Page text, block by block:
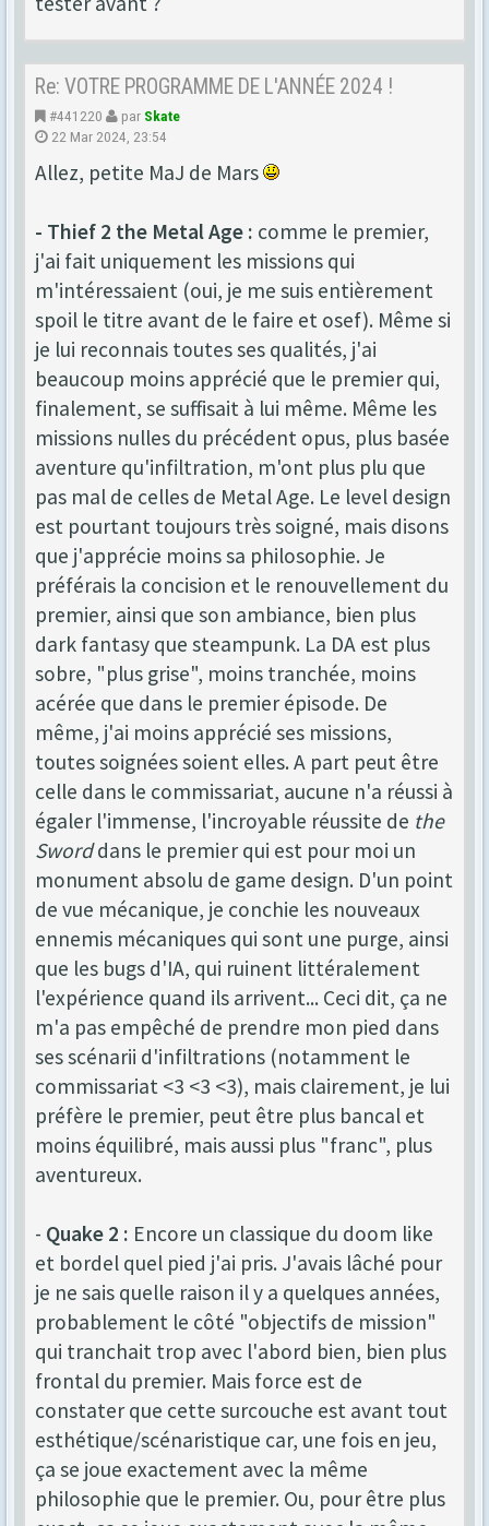
Re: VOTRE PROGRAMME DE L'ANNÉE 2024 !
#441220 par Skate
22 Mar 2024, 23:54
Allez, petite MaJ de Mars
- Thief 2 the Metal Age : comme le premier,
j'ai fait uniquement les missions qui
m'intéressaient (oui, je me suis entièrement
spoil le titre avant de le faire et osef). Même si
je lui reconnais toutes ses qualités, j'ai
beaucoup moins apprécié que le premier qui,
finalement, se suffisait à lui même. Même les
missions nulles du précédent opus, plus basée
aventure qu'infiltration, m'ont plus plu que
pas mal de celles de Metal Age. Le level design
est pourtant toujours très soigné, mais disons
que j'apprécie moins sa philosophie. Je
préférais la concision et le renouvellement du
premier, ainsi que son ambiance, bien plus
dark fantasy que steampunk. La DA est plus
sobre, "plus grise", moins tranchée, moins
acérée que dans le premier épisode. De
même, j'ai moins apprécié ses missions,
toutes soignées soient elles. A part peut être
celle dans le commissariat, aucune n'a réussi à
égaler l'immense, l'incroyable réussite de the
Sworddans le premier qui est pour moi un
monument absolu de game design. D'un point
de vue mécanique, je conchie les nouveaux
ennemis mécaniques qui sont une purge, ainsi
que les bugs d'IA, qui ruinent littéralement
l'expérience quand ils arrivent... Ceci dit, ça ne
m'a pas empêché de prendre mon pied dans
ses scénarii d'infiltrations (notamment le
commissariat <3 <3 <3), mais clairement, je lui
préfère le premier, peut être plus bancal et
moins équilibré, mais aussi plus "franc", plus
aventureux.
- Quake 2 : Encore un classique du doom like
et bordel quel pied j'ai pris. J'avais lâché pour
je ne sais quelle raison il y a quelques années,
probablement le côté "objectifs de mission"
qui tranchait trop avec l'abord bien, bien plus
frontal du premier. Mais force est de
constater que cette surcouche est avant tout
esthétique/scénaristique car, une fois en jeu,
ça se joue exactement avec la même
philosophie que le premier. Ou, pour être plus